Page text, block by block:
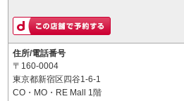
住所/電話番号
〒160-0004
東京都新宿区四谷1-6-1
CO・MO・RE Mall 1階